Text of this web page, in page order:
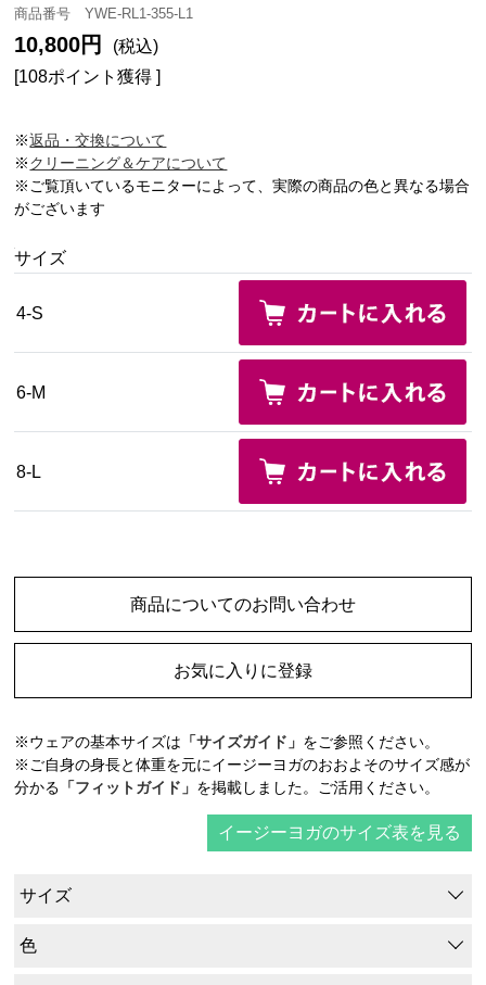
商品番号 YWE-RL1-355-L1
10,800円
(税込)
[108ポイント獲得 ]
※返品・交換について
※クリーニング＆ケアについて
※ご覧頂いているモニターによって、実際の商品の色と異なる場合
がございます
サイズ
4-S
6-M
8-L
商品についてのお問い合わせ
お気に入りに登録
※ウェアの基本サイズは 「サイズガイド」 をご参照ください。
※ご自身の身長と体重を元にイージーヨガのおおよそのサイズ感が
分かる 「フィットガイド」 を掲載しました。ご活用ください。
イージーヨガのサイズ表を見る
サイズ
色